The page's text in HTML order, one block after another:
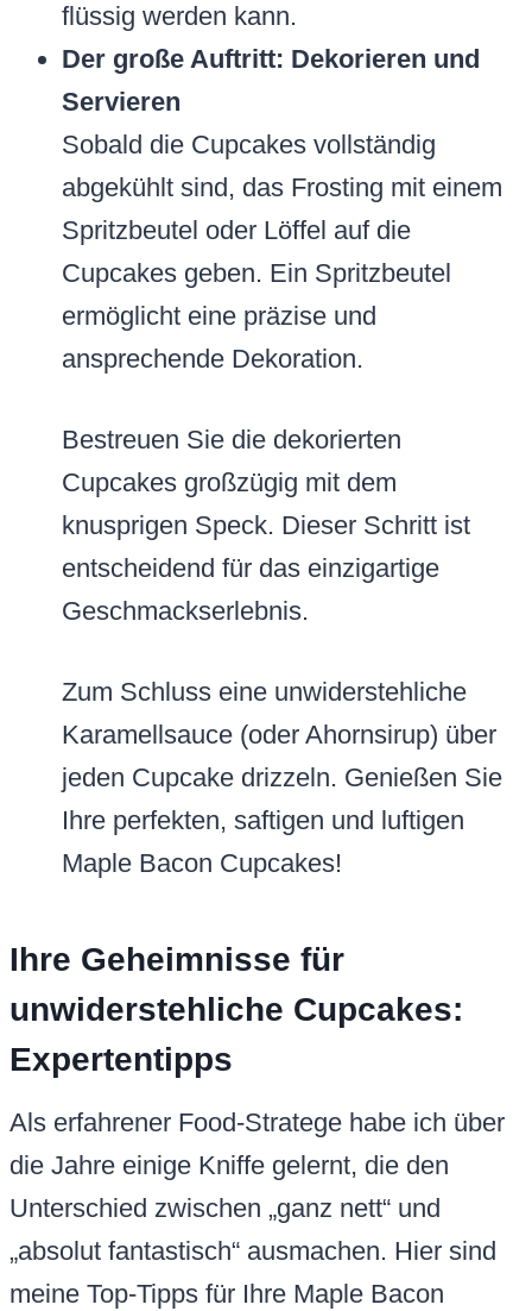
flüssig werden kann.
Der große Auftritt: Dekorieren und
Servieren
Sobald die Cupcakes vollständig
abgekühlt sind, das Frosting mit einem
Spritzbeutel oder Löffel auf die
Cupcakes geben. Ein Spritzbeutel
ermöglicht eine präzise und
ansprechende Dekoration.
Bestreuen Sie die dekorierten
Cupcakes großzügig mit dem
knusprigen Speck. Dieser Schritt ist
entscheidend für das einzigartige
Geschmackserlebnis.
Zum Schluss eine unwiderstehliche
Karamellsauce (oder Ahornsirup) über
jeden Cupcake drizzeln. Genießen Sie
Ihre perfekten, saftigen und luftigen
Maple Bacon Cupcakes!
Ihre Geheimnisse für
unwiderstehliche Cupcakes:
Expertentipps
Als erfahrener Food-Stratege habe ich über
die Jahre einige Kniffe gelernt, die den
Unterschied zwischen „ganz nett“ und
„absolut fantastisch“ ausmachen. Hier sind
meine Top-Tipps für Ihre Maple Bacon